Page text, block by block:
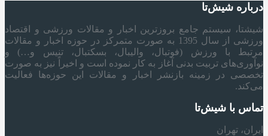
درباره شیش‌تا
شیشتا، سیستم جامع بروزترین اخبار و مقالات ورزشی و اقتصاد
ورزشی از سال 1395 به صورت متمرکز در حوزه اخبار و مقالات
مرتبط با ورزش (فوتبال، والیبال، بسکتبال، تنیس و…) و
نوآوری‌های تربیت بدنی آغاز به کار نموده است و اخیراً نیز به صورت
تخصصی در زمینه بازنشر اخبار و مقالات این حوزه‌ها فعالیت
می‌کند.
تماس با شیش‌تا
ایران، تهران